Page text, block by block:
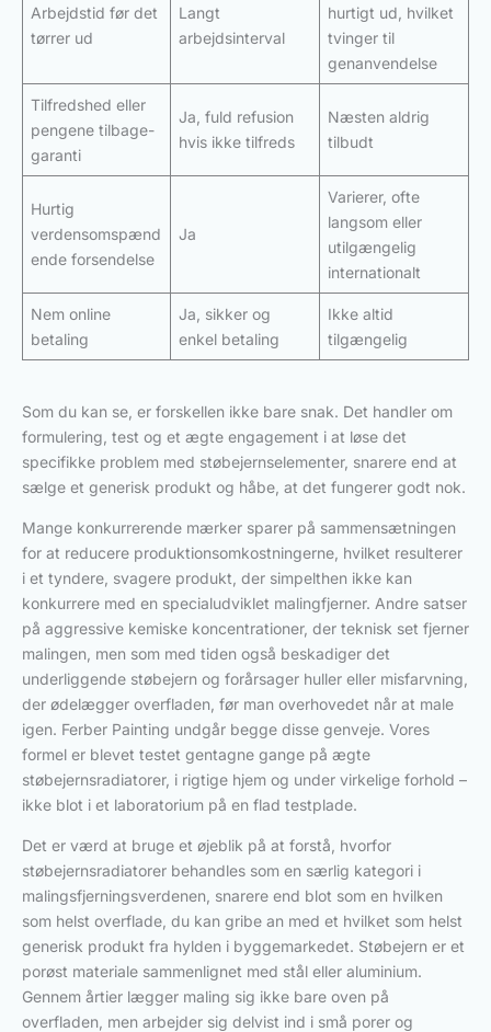
Arbejdstid før det
tørrer ud
Langt
arbejdsinterval
hurtigt ud, hvilket
tvinger til
genanvendelse
Tilfredshed eller
pengene tilbage-
garanti
Ja, fuld refusion
hvis ikke tilfreds
Næsten aldrig
tilbudt
Hurtig
verdensomspænd
ende forsendelse
Ja
Varierer, ofte
langsom eller
utilgængelig
internationalt
Nem online
betaling
Ja, sikker og
enkel betaling
Ikke altid
tilgængelig
Som du kan se, er forskellen ikke bare snak. Det handler om
formulering, test og et ægte engagement i at løse det
specifikke problem med støbejernselementer, snarere end at
sælge et generisk produkt og håbe, at det fungerer godt nok.
Mange konkurrerende mærker sparer på sammensætningen
for at reducere produktionsomkostningerne, hvilket resulterer
i et tyndere, svagere produkt, der simpelthen ikke kan
konkurrere med en specialudviklet malingfjerner. Andre satser
på aggressive kemiske koncentrationer, der teknisk set fjerner
malingen, men som med tiden også beskadiger det
underliggende støbejern og forårsager huller eller misfarvning,
der ødelægger overfladen, før man overhovedet når at male
igen. Ferber Painting undgår begge disse genveje. Vores
formel er blevet testet gentagne gange på ægte
støbejernsradiatorer, i rigtige hjem og under virkelige forhold –
ikke blot i et laboratorium på en flad testplade.
Det er værd at bruge et øjeblik på at forstå, hvorfor
støbejernsradiatorer behandles som en særlig kategori i
malingsfjerningsverdenen, snarere end blot som en hvilken
som helst overflade, du kan gribe an med et hvilket som helst
generisk produkt fra hylden i byggemarkedet. Støbejern er et
porøst materiale sammenlignet med stål eller aluminium.
Gennem årtier lægger maling sig ikke bare oven på
overfladen, men arbejder sig delvist ind i små porer og